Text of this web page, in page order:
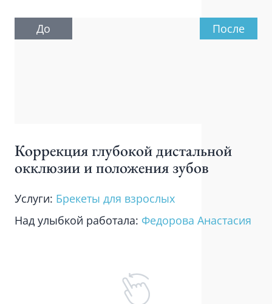
До После
Коррекция глубокой дистальной
окклюзии и положения зубов
Услуги: Брекеты для взрослых
Над улыбкой работала: Федорова Анастасия